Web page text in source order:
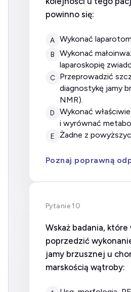
powinno się:
A wykonać
B
wykonać małoinwazyjną
laparoskopię
C
przeprowadzić szczegółową
diagnostykę jamy
NMR).
D
wykonać właściwie nawodnienie
i wyrównać
E żadne z
Poznaj poprawną
Pytanie 10
Wskaż badania, które
poprzedzić
jamy brzusznej u
marskością wątroby: